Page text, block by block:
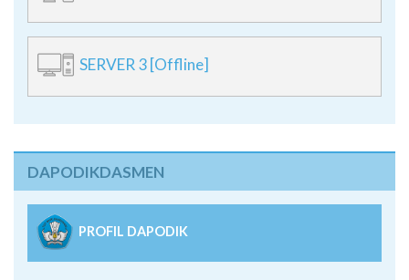
SERVER 3 [Offline]
DAPODIKDASMEN
PROFIL DAPODIK